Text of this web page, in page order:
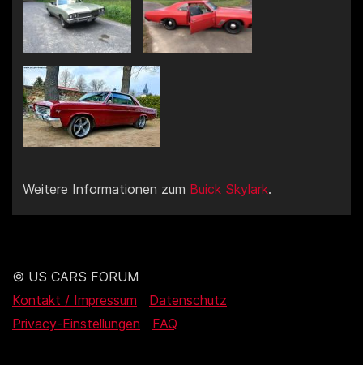
Weitere Informationen zum Buick Skylark.
© US CARS FORUM
Kontakt / Impressum
Datenschutz
Privacy-Einstellungen
FAQ